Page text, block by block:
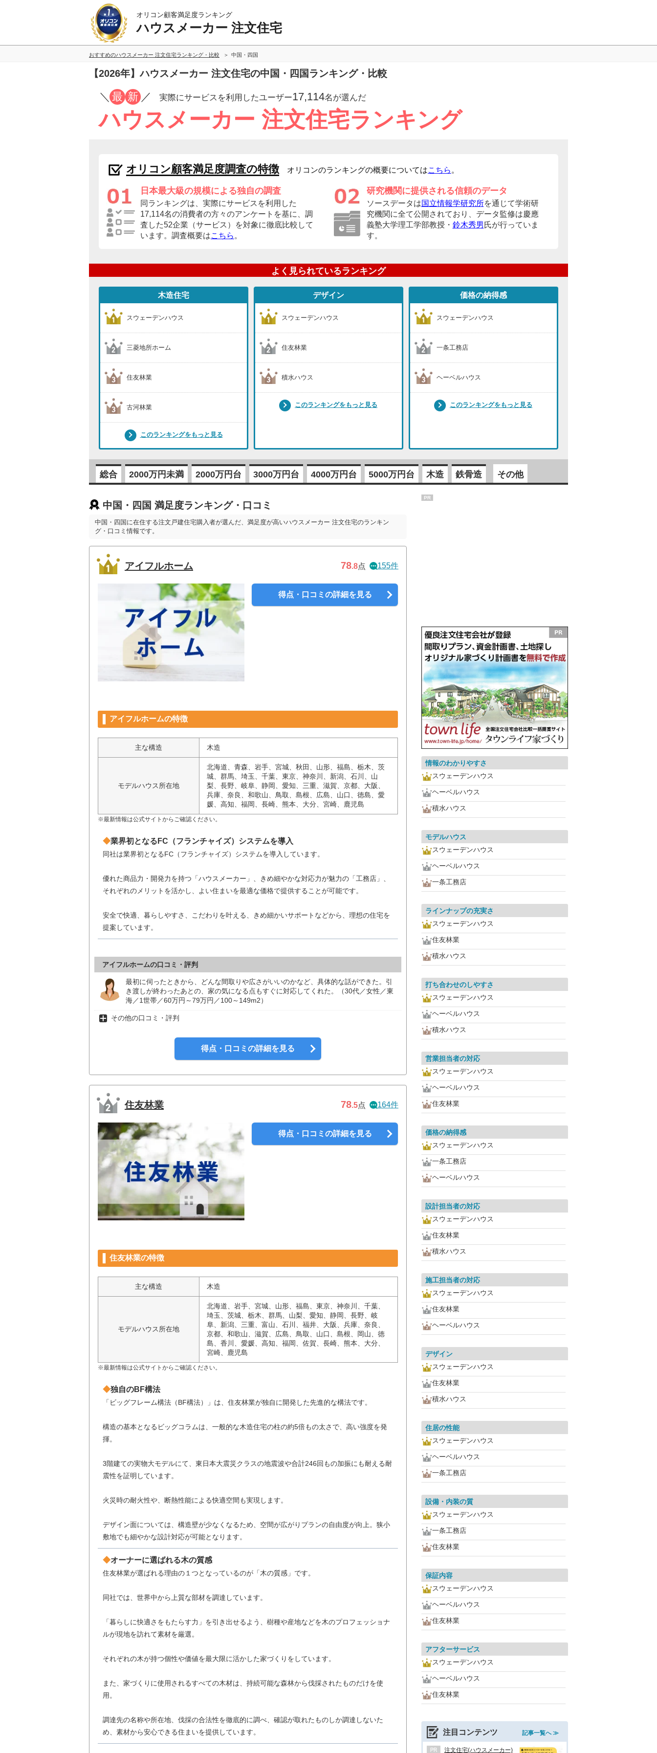
オリコン顧客満足度ランキング
ハウスメーカー 注文住宅
おすすめのハウスメーカー 注文住宅ランキング・比較 中国・四国
【2026年】ハウスメーカー 注文住宅の中国・四国ランキング・比較
／ 最 新 ／ 実際にサービスを利用したユーザー17,114名が選んだ
ハウスメーカー 注文住宅ランキング
オリコン顧客満足度調査の特徴 オリコンのランキングの概要についてはこちら 。
日本最大級の規模による独自の調査
同ランキングは、実際にサービスを利用した
17,114名の消費者の方々のアンケートを基に、調
査した52企業（サービス）を対象に徹底比較して
います。調査概要はこちら 。
研究機関に提供される信頼のデータ
ソースデータは国立情報学研究所を通じて学術研
究機関に全て公開されており、データ監修は慶應
義塾大学理工学部教授・ 鈴木秀男 氏が行っていま
す。
よく見られているランキング
木造住宅
スウェーデンハウス
三菱地所ホーム
住友林業
古河林業
このランキングをもっと見る
デザイン
スウェーデンハウス
住友林業
積水ハウス
このランキングをもっと見る
価格の納得感
スウェーデンハウス
一条工務店
ヘーベルハウス
このランキングをもっと見る
総合 2000万円未満 2000万円台 3000万円台 4000万円台 5000万円台 木造 鉄骨造 その他
中国・四国 満足度ランキング・口コミ
中国・四国に在住する注文戸建住宅購入者が選んだ、満足度が高いハウスメーカー 注文住宅のランキン
グ・口コミ情報です。
アイフルホーム 78.8点 155件
得点・口コミの詳細を見る
アイフルホームの特徴
主な構造 木造
モデルハウス所在地
北海道、青森、岩手、宮城、秋田、山形、福島、栃木、茨
城、群馬、埼玉、千葉、東京、神奈川、新潟、石川、山
梨、長野、岐阜、静岡、愛知、三重、滋賀、京都、大阪、
兵庫、奈良、和歌山、鳥取、島根、広島、山口、徳島、愛
媛、高知、福岡、長崎、熊本、大分、宮崎、鹿児島
※最新情報は公式サイトからご確認ください。
業界初となるFC（フランチャイズ）システムを導入
同社は業界初となるFC（フランチャイズ）システムを導入しています。
優れた商品力・開発力を持つ「ハウスメーカー」、きめ細やかな対応力が魅力の「工務店」、
それぞれのメリットを活かし、よい住まいを最適な価格で提供することが可能です。
安全で快適、暮らしやすさ、こだわりを叶える、きめ細かいサポートなどから、理想の住宅を
提案しています。
アイフルホームの口コミ・評判
最初に伺ったときから、どんな間取りや広さがいいのかなど、具体的な話ができた。引
き渡しが終わったあとの、家の気になる点もすぐに対応してくれた。（30代／女性／東
海／1世帯／60万円～79万円／100～149m2）
その他の口コミ・評判
得点・口コミの詳細を見る
住友林業 78.5点 164件
得点・口コミの詳細を見る
住友林業の特徴
主な構造 木造
モデルハウス所在地
北海道、岩手、宮城、山形、福島、東京、神奈川、千葉、
埼玉、茨城、栃木、群馬、山梨、愛知、静岡、長野、岐
阜、新潟、三重、富山、石川、福井、大阪、兵庫、奈良、
京都、和歌山、滋賀、広島、鳥取、山口、島根、岡山、徳
島、香川、愛媛、高知、福岡、佐賀、長崎、熊本、大分、
宮崎、鹿児島
※最新情報は公式サイトからご確認ください。
独自のBF構法
「ビッグフレーム構法（BF構法）」は、住友林業が独自に開発した先進的な構法です。
構造の基本となるビッグコラムは、一般的な木造住宅の柱の約5倍もの太さで、高い強度を発
揮。
3階建ての実物大モデルにて、東日本大震災クラスの地震波や合計246回もの加振にも耐える耐
震性を証明しています。
火災時の耐火性や、断熱性能による快適空間も実現します。
デザイン面については、構造壁が少なくなるため、空間が広がりプランの自由度が向上。狭小
敷地でも細やかな設計対応が可能となります。
オーナーに選ばれる木の質感
住友林業が選ばれる理由の１つとなっているのが「木の質感」です。
同社では、世界中から上質な部材を調達しています。
「暮らしに快適さをもたらす力」を引き出せるよう、樹種や産地などを木のプロフェッショナ
ルが現地を訪れて素材を厳選。
それぞれの木が持つ個性や価値を最大限に活かした家づくりをしています。
また、家づくりに使用されるすべての木材は、持続可能な森林から伐採されたものだけを使
用。
調達先の名称や所在地、伐採の合法性を徹底的に調べ、確認が取れたものしか調達しないた
め、素材から安心できる住まいを提供しています。
PR
情報のわかりやすさ
スウェーデンハウス
ヘーベルハウス
積水ハウス
モデルハウス
スウェーデンハウス
ヘーベルハウス
一条工務店
ラインナップの充実さ
スウェーデンハウス
住友林業
積水ハウス
打ち合わせのしやすさ
スウェーデンハウス
ヘーベルハウス
積水ハウス
営業担当者の対応
スウェーデンハウス
ヘーベルハウス
住友林業
価格の納得感
スウェーデンハウス
一条工務店
ヘーベルハウス
設計担当者の対応
スウェーデンハウス
住友林業
積水ハウス
施工担当者の対応
スウェーデンハウス
住友林業
ヘーベルハウス
デザイン
スウェーデンハウス
住友林業
積水ハウス
住居の性能
スウェーデンハウス
ヘーベルハウス
一条工務店
設備・内装の質
スウェーデンハウス
一条工務店
住友林業
保証内容
スウェーデンハウス
ヘーベルハウス
住友林業
アフターサービス
スウェーデンハウス
ヘーベルハウス
住友林業
注目コンテンツ 記事一覧へ ≫
注文住宅(ハウスメーカー)